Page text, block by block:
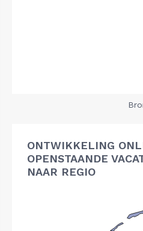
ONTWIKKELING
OPENSTAANDE
NAAR REGIO